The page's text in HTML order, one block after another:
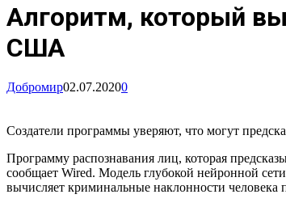
Алгоритм, который
США
Добромир02.07.20200
Создатели программы уверяют, что могут
Программу распознавания лиц, которая
сообщает Wired. Модель глубокой нейронной
вычисляет криминальные наклонности человека